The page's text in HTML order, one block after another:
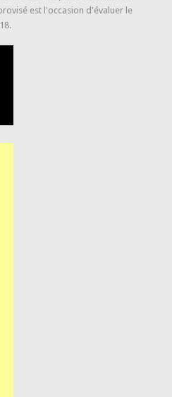
est l'occasion d'évaluer le